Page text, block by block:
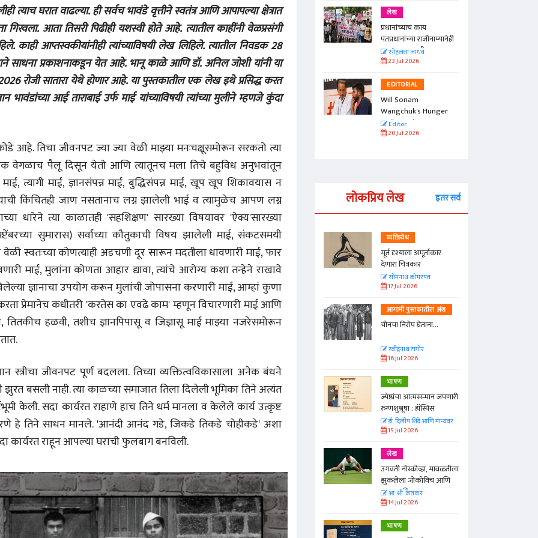
त्याच घरात वाढल्या. ही सर्वच भावंडे वृत्तीने स्वतंत्र आणि आपापल्या क्षेत्रात
गिरवला. आता तिसरी पिढीही यशस्वी होते आहे. त्यातील काहींनी वेळप्रसंगी
काही आप्तस्वकीयांनीही त्यांच्याविषयी लेख लिहिले. त्यातील निवडक 28
साधना प्रकाशनाकडून येत आहे. भानू काळे आणि डॉ. अनिल जोशी यांनी या
रोजी सातारा येथे होणार आहे. या पुस्तकातील एक लेख इथे प्रसिद्ध करत
भावंडांच्या आई ताराबाई उर्फ माई यांच्याविषयी त्यांच्या मुलीने म्हणजे कुंदा
तिचा जीवनपट ज्या ज्या वेळी माझ्या मनःचक्षूसमोरून सरकतो त्या
एक वेगळाच पैलू दिसून येतो आणि त्यातूनच मला तिचे बहुविध अनुभवांतून
त्यागी माई, ज्ञानसंपन्न माई, बुद्धिसंपन्न माई, खूप खूप शिकावयास न
किंचितही जाण नसतानाच लग्न झालेली भाई व त्यामुळेच आपण लग्न
धारेने त्या काळातही 'सहशिक्षण' सारख्या विषयावर 'ऐक्य'सारख्या
सुमारास) सर्वांच्या कौतुकाची विषय झालेली माई, संकटसमयी
स्वतःच्या कोणत्याही अडचणी दूर सारून मदतीला धावणारी माई, फार
माई, मुलांना कोणता आहार द्यावा, त्यांचे आरोग्य कशा तन्हेने राखावे
ज्ञानाचा उपयोग करून मुलांची जोपासना करणारी माई, आम्हां कुणा
प्रेमानेच कधीतरी 'करतेस का एवढे काम' म्हणून विचारणारी माई आणि
हळवी, तशीच ज्ञानपिपासू व जिज्ञासू माई माझ्या नजरेसमोरून
स्त्रीचा जीवनपट पूर्ण बदलला. तिच्या व्यक्तित्वविकासाला अनेक बंधने
झुरत बसली नाही. त्या काळच्या समाजात तिला दिलेली भूमिका तिने अत्यंत
केली. सदा कार्यरत राहाणे हाच तिने धर्म मानला व केलेले कार्य उत्कृष्ट
करणे हे तिने साधन मानले. 'आनंदी आनंद गडे, जिकडे तिकडे चोहीकडे' अशा
कार्यरत राहून आपल्या घराची फुलबाग बनविली.
लेख
प्रधानांच्याच काय
पंतप्रधानांच्या राजीनाम्यानेही
प्रश्न सुटणार नाही, पण...
स्नेहलता जाधव
23 Jul 2026
EDITORIAL
Will Sonam
लेख
प्रधानांच्याच काय
पंतप्रधानांच्या राजीनाम्यानेही
प्रश्न सुटणार नाही, पण...
स्नेहलता जाधव
23 Jul 2026
EDITORIAL
Will Sonam
Wangchuk's Hunger
Strike Make a
Difference?
Editor
20 Jul 2026
लोकप्रिय लेख इतर सर्व
व्यक्तिवेध
मूर्त दृश्याला अमूर्ताकार
देणारा चित्रकार
17 Jul 2026
आगामी पुस्तकातील अंश
चीनचा निरोप घेताना...
भाषण
ज्येष्ठांचा आत्मसन्मान जपणारी
रुग्णशुश्रूषा : हॉस्पिस
डॉ. दिलीप शिंदे आणि मान्यवर
15 Jul 2026
उगवती नोस्कोव्हा, मावळतीला
झुकलेला जोकोविच आणि
दरम्यान विम्बल्डन
आ. श्री. केतकर
14 Jul 2026
भाषण
व्यक्तिवेध
मूर्त दृश्याला अमूर्ताकार
देणारा चित्रकार
सोमनाथ कोमरपंत
17 Jul 2026
आगामी पुस्तकातील अंश
चीनचा निरोप घेताना...
भाषण
ज्येष्ठांचा आत्मसन्मान जपणारी
रुग्णशुश्रूषा : हॉस्पिस
डॉ. दिलीप शिंदे आणि मान्यवर
15 Jul 2026
उगवती नोस्कोव्हा, मावळतीला
झुकलेला जोकोविच आणि
दरम्यान विम्बल्डन
आ. श्री. केतकर
14 Jul 2026
भाषण
व्यक्तिवेध
मूर्त दृश्याला अमूर्ताकार
देणारा चित्रकार
सोमनाथ कोमरपंत
17 Jul 2026
आगामी पुस्तकातील अंश
चीनचा निरोप घेताना...
रवींद्रनाथ टागोर.
16 Jul 2026
भाषण
ज्येष्ठांचा आत्मसन्मान जपणारी
रुग्णशुश्रूषा : हॉस्पिस
डॉ. दिलीप शिंदे आणि मान्यवर
15 Jul 2026
लेख
उगवती नोस्कोव्हा, मावळतीला
झुकलेला जोकोविच आणि
दरम्यान विम्बल्डन
आ. श्री. केतकर
14 Jul 2026
भाषण